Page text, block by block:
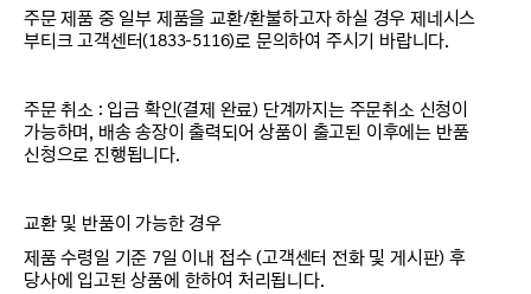
주문 제품 중 일부 제품을 교환/환불하고자 하실 경우 제네시스
부티크 고객센터(1833-5116)로 문의하여 주시기 바랍니다.
주문 취소 : 입금 확인(결제 완료) 단계까지는 주문취소 신청이
가능하며, 배송 송장이 출력되어 상품이 출고된 이후에는 반품
신청으로 진행됩니다.
교환 및 반품이 가능한 경우
제품 수령일 기준 7일 이내 접수 (고객센터 전화 및 게시판) 후
당사에 입고된 상품에 한하여 처리됩니다.